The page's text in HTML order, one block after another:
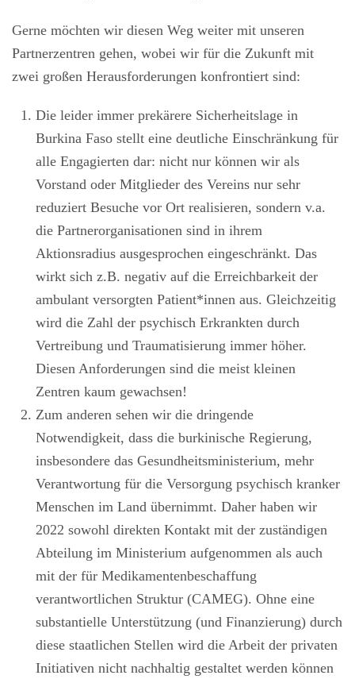
Gerne möchten wir diesen Weg weiter mit unseren
Partnerzentren gehen, wobei wir für die Zukunft mit
zwei großen Herausforderungen konfrontiert sind:
Die leider immer prekärere Sicherheitslage in
Burkina Faso stellt eine deutliche Einschränkung für
alle Engagierten dar: nicht nur können wir als
Vorstand oder Mitglieder des Vereins nur sehr
reduziert Besuche vor Ort realisieren, sondern v.a.
die Partnerorganisationen sind in ihrem
Aktionsradius ausgesprochen eingeschränkt. Das
wirkt sich z.B. negativ auf die Erreichbarkeit der
ambulant versorgten Patient*innen aus. Gleichzeitig
wird die Zahl der psychisch Erkrankten durch
Vertreibung und Traumatisierung immer höher.
Diesen Anforderungen sind die meist kleinen
Zentren kaum gewachsen!
Zum anderen sehen wir die dringende
Notwendigkeit, dass die burkinische Regierung,
insbesondere das Gesundheitsministerium, mehr
Verantwortung für die Versorgung psychisch kranker
Menschen im Land übernimmt. Daher haben wir
2022 sowohl direkten Kontakt mit der zuständigen
Abteilung im Ministerium aufgenommen als auch
mit der für Medikamentenbeschaffung
verantwortlichen Struktur (CAMEG). Ohne eine
substantielle Unterstützung (und Finanzierung) durch
diese staatlichen Stellen wird die Arbeit der privaten
Initiativen nicht nachhaltig gestaltet werden können